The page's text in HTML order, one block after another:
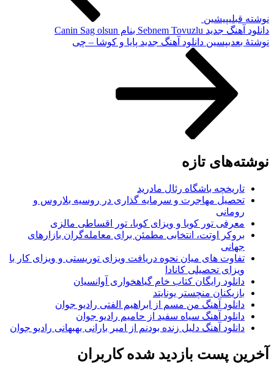
نوشته قبلیپیشین
دانلود آهنگ جدید Sebnem Tovuzlu بنام Canin Sag olsun
نوشته‌ٔ بعدیپسین دانلود آهنگ جدید پایا و کوشا – چی
نوشته‌های تازه
تاریخچه باشگاه رئال مادرید
تحصیل مهاجرت و سرمایه گذاری در روسیه بلاروس و
رومانی
معرفی تور کوبا و ویزای کوبا، تور اقساطی مالزی
بروکر اوتت، انتخابی مطمئن برای معامله‌گران بازارهای
جهانی
تفاوت های میان نحوه دریافت ویزای توریستی و ویزای کار با
ویزای تحصیلی کانادا
دانلود رایگان کتاب خام گیاهخواری آوانسیان
بازیکنان منچستر یونایتد
دانلود آهنگ من مسم از ابراهیم الفتی رادیو جوان
دانلود آهنگ سیاه سفید از حامیم رادیو جوان
دانلود آهنگ دلیل زنده بودنم از امیر بارانی بهبهانی رادیو جوان
آخرین پست بازدید شده کاربران